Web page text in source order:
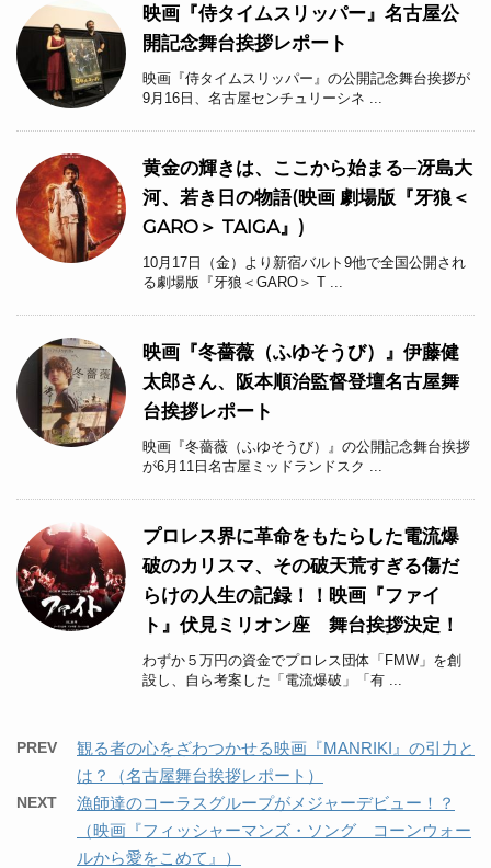
映画『侍タイムスリッパー』名古屋公
開記念舞台挨拶レポート
映画『侍タイムスリッパー』の公開記念舞台挨拶が
9月16日、名古屋センチュリーシネ ...
黄金の輝きは、ここから始まる─冴島大
河、若き日の物語(映画 劇場版『牙狼＜
GARO＞ TAIGA』)
10月17日（金）より新宿バルト9他で全国公開され
る劇場版『牙狼＜GARO＞ T ...
映画『冬薔薇（ふゆそうび）』伊藤健
太郎さん、阪本順治監督登壇名古屋舞
台挨拶レポート
映画『冬薔薇（ふゆそうび）』の公開記念舞台挨拶
が6月11日名古屋ミッドランドスク ...
プロレス界に革命をもたらした電流爆
破のカリスマ、その破天荒すぎる傷だ
らけの人生の記録！！映画『ファイ
ト』伏見ミリオン座 舞台挨拶決定！
わずか５万円の資金でプロレス団体「FMW」を創
設し、自ら考案した「電流爆破」「有 ...
PREV
観る者の心をざわつかせる映画『MANRIKI』の引力と
は？（名古屋舞台挨拶レポート）
NEXT
漁師達のコーラスグループがメジャーデビュー！？
（映画『フィッシャーマンズ・ソング コーンウォー
ルから愛をこめて』）